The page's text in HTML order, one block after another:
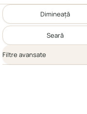
Dimineață
Seară
Filtre avansate